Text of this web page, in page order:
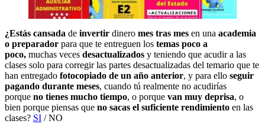
¿Estás cansada de invertir dinero mes tras mes en una academia
o preparador para que te entreguen los temas poco a
poco, muchas veces desactualizados y teniendo que acudir a las
clases solo para corregir las partes desactualizadas del temario que te
han entregado fotocopiado de un año anterior, y para ello seguir
pagando durante meses, cuando tú realmente no acudirías
porque no tienes mucho tiempo, o porque van muy deprisa, o
bien porque piensas que no sacas el suficiente rendimiento en las
clases? SI / NO